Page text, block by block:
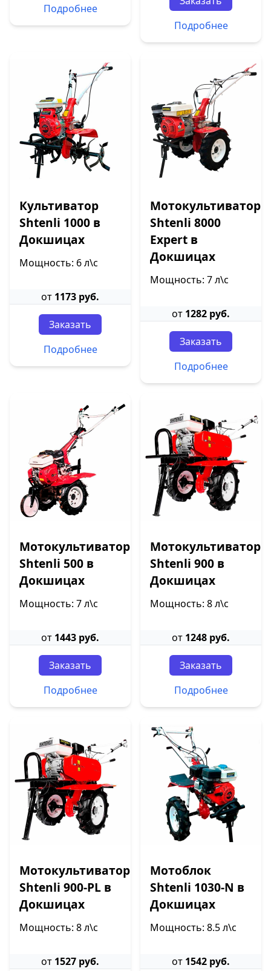
Подробнее
Подробнее
Культиватор
Shtenli 1000 в
Докшицах
Мощность: 6 л\с
от 1173 руб.
Заказать
Подробнее
Мотокультиватор
Shtenli 8000
Expert в
Докшицах
Мощность: 7 л\с
от 1282 руб.
Заказать
Подробнее
Мотокультиватор
Shtenli 500 в
Докшицах
Мощность: 7 л\с
от 1443 руб.
Заказать
Подробнее
Мотокультиватор
Shtenli 900 в
Докшицах
Мощность: 8 л\с
от 1248 руб.
Заказать
Подробнее
Мотокультиватор
Shtenli 900-PL в
Докшицах
Мощность: 8 л\с
от 1527 руб.
Мотоблок
Shtenli 1030-N в
Докшицах
Мощность: 8.5 л\с
от 1542 руб.